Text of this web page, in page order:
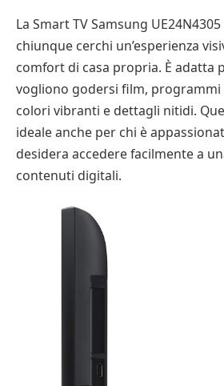
La Smart TV Samsung
chiunque cerchi un’esperienza
comfort di casa propria. È adatta
vogliono godersi film, programmi
colori vibranti e dettagli nitidi.
ideale anche per chi è
desidera accedere facilmente a
contenuti digitali.